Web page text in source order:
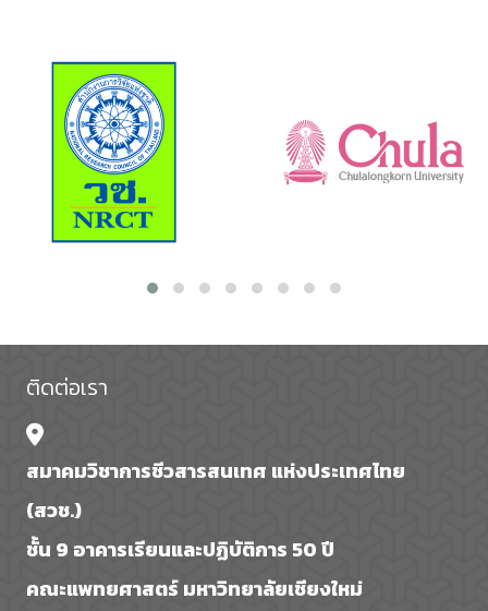
ติดต่อเรา
สมาคมวิชาการชีวสารสนเทศ แห่งประเทศไทย
(สวช.)
ชั้น 9 อาคารเรียนและปฏิบัติการ 50 ปี
คณะแพทยศาสตร์ มหาวิทยาลัยเชียงใหม่